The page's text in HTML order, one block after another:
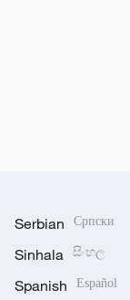
Serbian Српски
Sinhala සිංහල
Spanish Español